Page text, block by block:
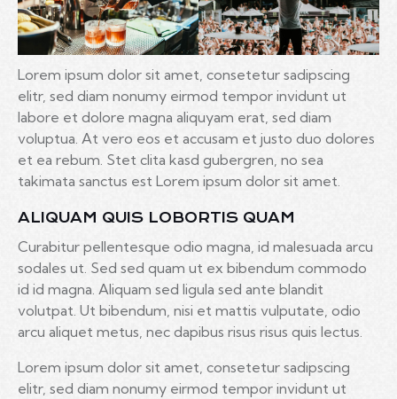
Lorem ipsum dolor sit amet, consetetur sadipscing
elitr, sed diam nonumy eirmod tempor invidunt ut
labore et dolore magna aliquyam erat, sed diam
voluptua. At vero eos et accusam et justo duo dolores
et ea rebum. Stet clita kasd gubergren, no sea
takimata sanctus est Lorem ipsum dolor sit amet.
ALIQUAM QUIS LOBORTIS QUAM
Curabitur pellentesque odio magna, id malesuada arcu
sodales ut. Sed sed quam ut ex bibendum commodo
id id magna. Aliquam sed ligula sed ante blandit
volutpat. Ut bibendum, nisi et mattis vulputate, odio
arcu aliquet metus, nec dapibus risus risus quis lectus.
Lorem ipsum dolor sit amet, consetetur sadipscing
elitr, sed diam nonumy eirmod tempor invidunt ut